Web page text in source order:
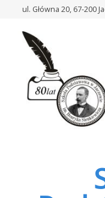
spotkanie
ul. Główna 20, 67-200